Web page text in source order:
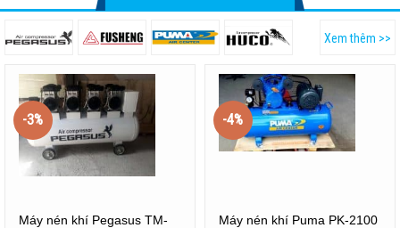
Xem thêm >>
-3%
Máy nén khí Pegasus TM-
-4%
Máy nén khí Puma PK-2100